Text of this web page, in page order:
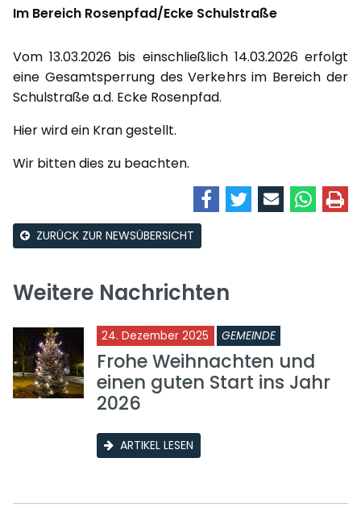
Im Bereich Rosenpfad/Ecke Schulstraße
Vom 13.03.2026 bis einschließlich 14.03.2026 erfolgt
eine Gesamtsperrung des Verkehrs im Bereich der
Schulstraße a.d. Ecke Rosenpfad.
Hier wird ein Kran gestellt.
Wir bitten dies zu beachten.
ZURÜCK ZUR NEWSÜBERSICHT
Weitere Nachrichten
24. Dezember 2025 GEMEINDE
Frohe Weihnachten und
einen guten Start ins Jahr
2026
ARTIKEL LESEN